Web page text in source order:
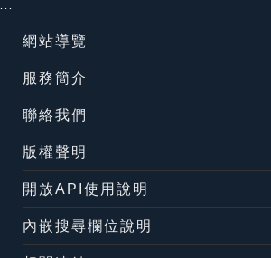
:::
網站導覽
服務簡介
聯絡我們
版權聲明
開放API使用說明
內嵌搜尋欄位說明